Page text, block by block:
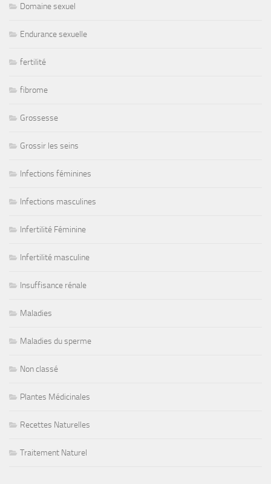
Domaine sexuel
Endurance sexuelle
fertilité
fibrome
Grossesse
Grossir les seins
Infections féminines
Infections masculines
Infertilité Féminine
Infertilité masculine
Insuffisance rénale
Maladies
Maladies du sperme
Non classé
Plantes Médicinales
Recettes Naturelles
Traitement Naturel